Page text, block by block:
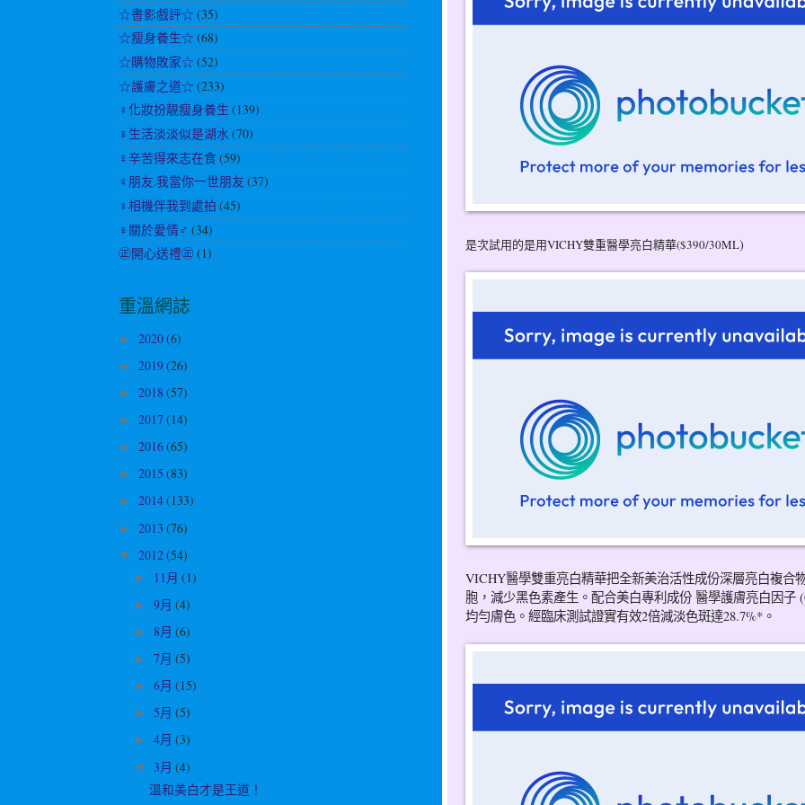
是次試用的是用VICHY雙重醫學亮白精華($390/30ML)
VICHY醫學雙重亮白精華把全新美治活性成份深層亮白複合
胞，減少黑色素產生。配合美白專利成份 醫學護膚亮白因子
均勻膚色。經臨床測試證實有效2倍減淡色斑達28.7%*。
☆書影戲評☆ (35)
☆瘦身養生☆ (68)
☆購物敗家☆ (52)
☆護膚之道☆ (233)
♀化妝扮靚瘦身養生 (139)
♀生活淡淡似是湖水 (70)
♀辛苦得來志在食 (59)
♀朋友.我當你一世朋友 (37)
♀相機伴我到處拍 (45)
♀關於愛情♂ (34)
㊣開心送禮㊣(1)
重溫網誌
► 2020(6)
► 2019(26)
► 2018 (57)
► 2017 (14)
► 2016(65)
► 2015 (83)
► 2014(133)
► 2013 (76)
▼ 2012(54)
► 11月 (1)
► 9月 (4)
► 8月 (6)
► 7月 (5)
► 6月 (15)
► 5月 (5)
► 4月 (3)
▼ 3月 (4)
溫和美白才是王道！